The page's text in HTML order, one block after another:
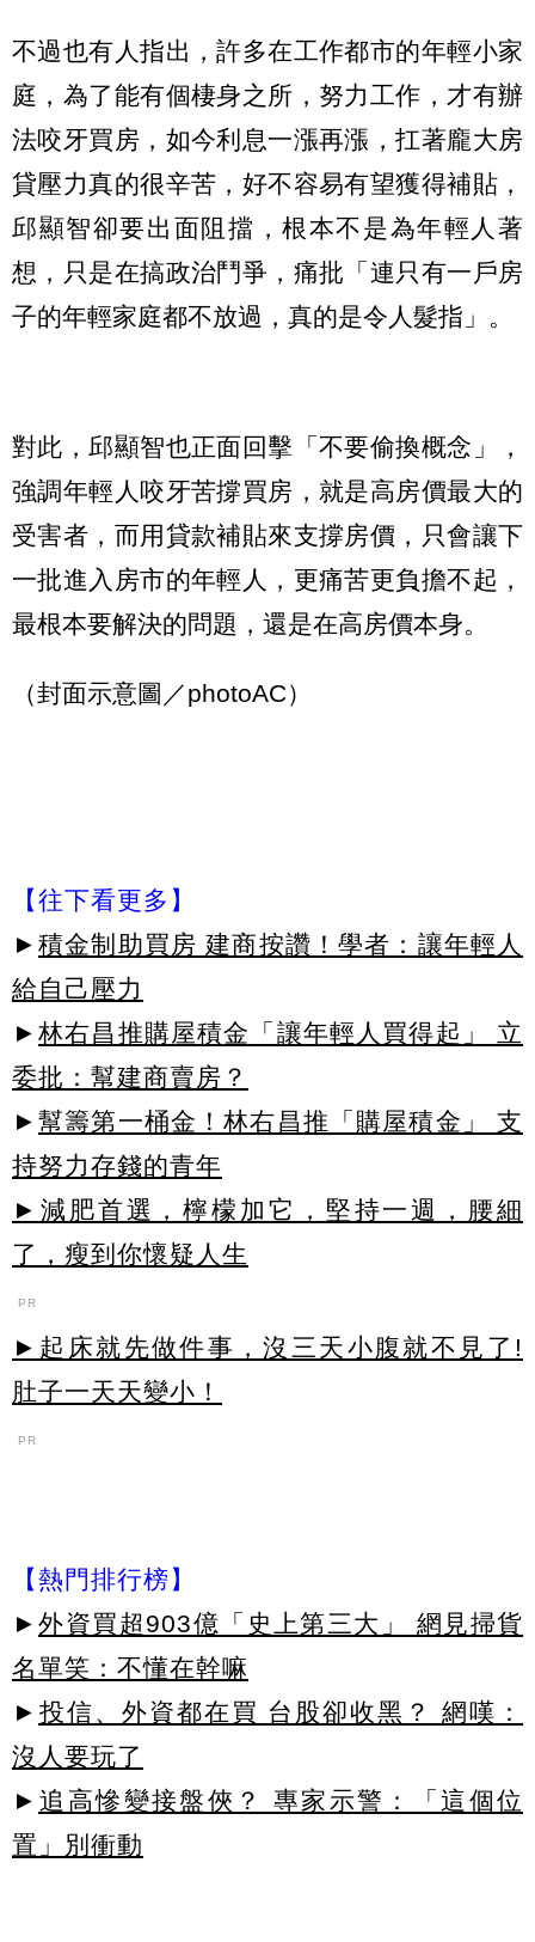
不過也有人指出，許多在工作都市的年輕小家
庭，為了能有個棲身之所，努力工作，才有辦
法咬牙買房，如今利息一漲再漲，扛著龐大房
貸壓力真的很辛苦，好不容易有望獲得補貼，
邱顯智卻要出面阻擋，根本不是為年輕人著
想，只是在搞政治鬥爭，痛批「連只有一戶房
子的年輕家庭都不放過，真的是令人髮指」。
對此，邱顯智也正面回擊「不要偷換概念」，
強調年輕人咬牙苦撐買房，就是高房價最大的
受害者，而用貸款補貼來支撐房價，只會讓下
一批進入房市的年輕人，更痛苦更負擔不起，
最根本要解決的問題，還是在高房價本身。
（封面示意圖／photoAC）
【往下看更多】
► 積金制助買房 建商按讚！學者：讓年輕人
給自己壓力
► 林右昌推購屋積金「讓年輕人買得起」 立
委批：幫建商賣房？
► 幫籌第一桶金！林右昌推「購屋積金」 支
持努力存錢的青年
►減肥首選，檸檬加它，堅持一週，腰細
了，瘦到你懷疑人生
PR
►起床就先做件事，沒三天小腹就不見了!
肚子一天天變小！
PR
【熱門排行榜】
► 外資買超903億「史上第三大」 網見掃貨
名單笑：不懂在幹嘛
► 投信、外資都在買 台股卻收黑？ 網嘆：
沒人要玩了
► 追高慘變接盤俠？ 專家示警：「這個位
置」別衝動